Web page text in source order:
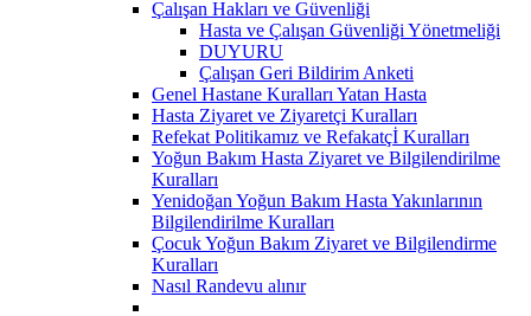
Çalışan Hakları ve Güvenliği
Hasta ve Çalışan Güvenliği Yönetmeliği
DUYURU
Çalışan Geri Bildirim Anketi
Genel Hastane Kuralları Yatan Hasta
Hasta Ziyaret ve Ziyaretçi Kuralları
Refekat Politikamız ve Refakatçİ Kuralları
Yoğun Bakım Hasta Ziyaret ve Bilgilendirilme
Kuralları
Yenidoğan Yoğun Bakım Hasta Yakınlarının
Bilgilendirilme Kuralları
Çocuk Yoğun Bakım Ziyaret ve Bilgilendirme
Kuralları
Nasıl Randevu alınır